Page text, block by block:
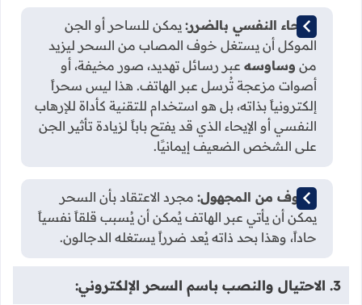
الإيحاء النفسي بالضرر: يمكن للساحر أو الجن
الموكل أن يستغل خوف المصاب من السحر ليزيد
من وساوسه عبر رسائل تهديد، صور مخيفة، أو
أصوات مزعجة تُرسل عبر الهاتف. هذا ليس سحراً
إلكترونياً بذاته، بل هو استخدام للتقنية كأداة للإرهاب
النفسي أو الإيحاء الذي قد يفتح باباً لزيادة تأثير الجن
على الشخص الضعيف إيمانيًا.
الخوف من المجهول: مجرد الاعتقاد بأن السحر
يمكن أن يأتي عبر الهاتف يُمكن أن يُسبب قلقاً نفسياً
حاداً، وهذا بحد ذاته يُعد ضرراً يستغله الدجالون.
3. الاحتيال والنصب باسم السحر الإلكتروني: